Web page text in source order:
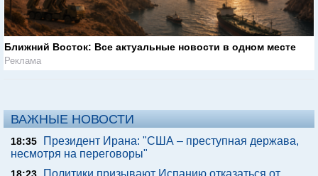
Ближний Восток: Все актуальные новости в одном месте
Реклама
ВАЖНЫЕ НОВОСТИ
18:35
Президент Ирана: "США – преступная держава,
несмотря на переговоры"